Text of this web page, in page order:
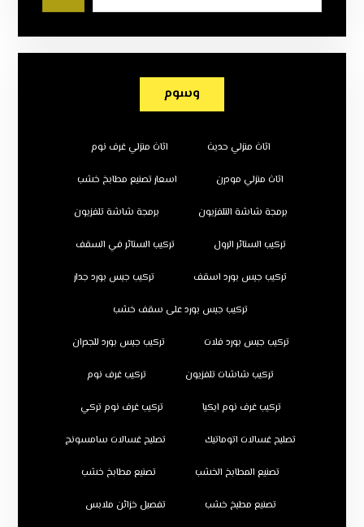
وسوم
اثاث منزلي حديث اثاث منزلي غرف نوم
اثاث منزلي مودرن اسعار تصنيع مطابخ خشب
برمجة شاشة التلفزيون برمجة شاشة تلفزيون
تركيب الستائر الرول تركيب الستائر في السقف
تركيب جبس بورد اسقف تركيب جبس بورد جدار
تركيب جبس بورد على سقف خشب
تركيب جبس بورد فلات تركيب جبس بورد للجدران
تركيب شاشات تلفزيون تركيب غرف نوم
تركيب غرف نوم ايكيا تركيب غرف نوم تركي
تصليح غسالات اتوماتيك تصليح غسالات سامسونج
تصنيع المطابخ الخشب تصنيع مطابخ خشب
تصنيع مطبخ خشب تفصيل خزائن ملابس